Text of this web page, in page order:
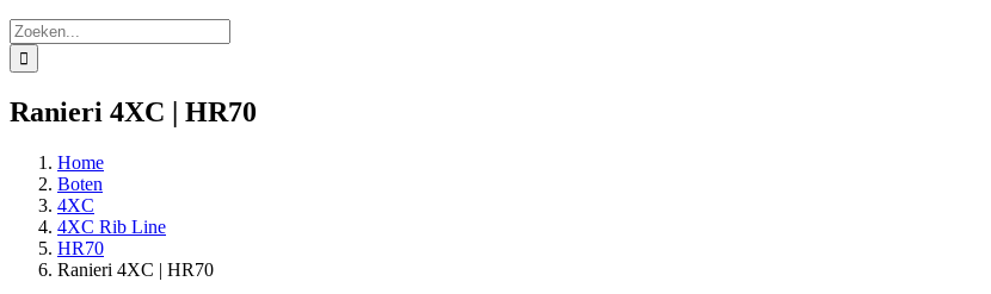
Zoeken
naar:
Ranieri 4XC | HR70
Home
Boten
4XC
4XC Rib Line
HR70
Ranieri 4XC | HR70